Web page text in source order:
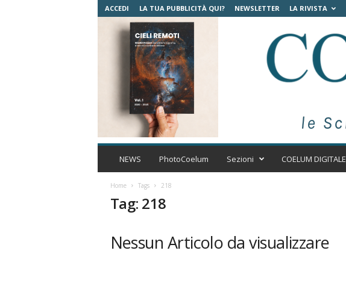
ACCEDI LA TUA PUBBLICITÀ QUI? NEWSLETTER LA RIVISTA
C
t
NEWS PhotoCoelum Sezioni COELUM DIGITALE
Home Tags 218
Tag: 218
Nessun Articolo da visualizzare